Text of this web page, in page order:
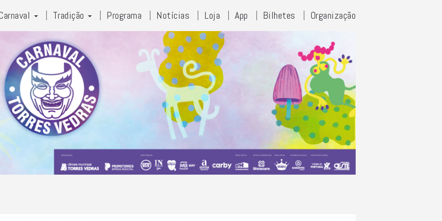
Tradição Programa Notícias Loja App Bilhetes Organização